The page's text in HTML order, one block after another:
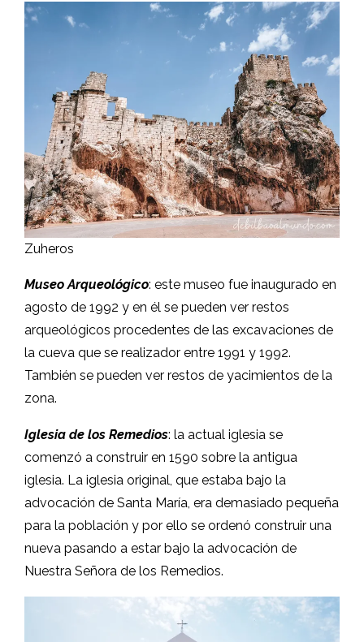
Zuheros
Museo Arqueológico: este museo fue inaugurado en
agosto de 1992 y en él se pueden ver restos
arqueológicos procedentes de las excavaciones de
la cueva que se realizador entre 1991 y 1992.
También se pueden ver restos de yacimientos de la
zona.
Iglesia de los Remedios: la actual iglesia se
comenzó a construir en 1590 sobre la antigua
iglesia. La iglesia original, que estaba bajo la
advocación de Santa María, era demasiado pequeña
para la población y por ello se ordenó construir una
nueva pasando a estar bajo la advocación de
Nuestra Señora de los Remedios.